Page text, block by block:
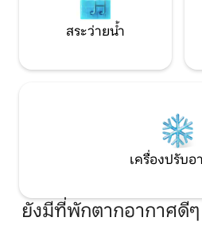
สระว่ายน้ำ
เครื่องปรับอ
ยังมีที่พักตากอากาศดีๆ